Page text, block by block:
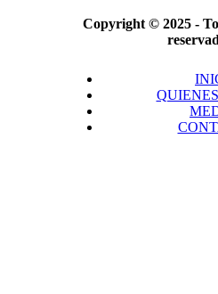
Copyright © 2025 -